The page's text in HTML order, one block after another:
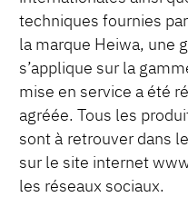
techniques fournies
la marque Heiwa, une
s’applique sur la
mise en service a été
agréée. Tous les
sont à retrouver dans
sur le site internet
les réseaux sociaux.